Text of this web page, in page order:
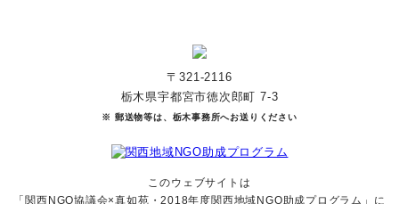
〒321-2116
栃木県宇都宮市徳次郎町 7-3
※ 郵送物等は、栃木事務所へお送りください
このウェブサイトは
「関西NGO協議会×真如苑・2018年度関西地域NGO助成プログラム」に